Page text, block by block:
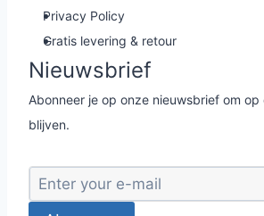
Privacy Policy
Gratis levering & retour
Nieuwsbrief
Abonneer je op onze nieuwsbrief om
blijven.